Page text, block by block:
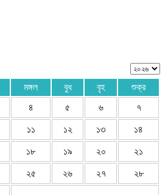
মঙ্গল বুধ বৃহ
শুক্র
৪ ৫ ৬ ৭
১১ ১২ ১৩ ১৪
১৮ ১৯ ২০ ২১
২৫ ২৬ ২৭ ২৮